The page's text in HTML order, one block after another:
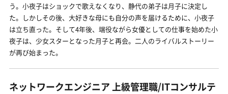
う。小夜子はショックで歌えなくなり、静代の弟子は月子に決定し
た。しかしその後、大好きな母にも自分の声を届けるために、小夜子
は立ち直った。そして4年後、端役ながら女優としての仕事を始めた小
夜子は、少女スターとなった月子と再会。二人のライバルストーリー
が再び始まった。
ネットワークエンジニア 上級管理職/ITコンサルテ